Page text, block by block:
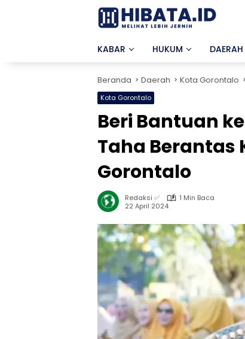
KABAR HUKUM DAERAH
Beranda Daerah Kota Gorontalo
Kota Gorontalo
Beri Bantuan
Taha Berantas
Gorontalo
Redaksi ✅
1 Min Baca
22 April 2024